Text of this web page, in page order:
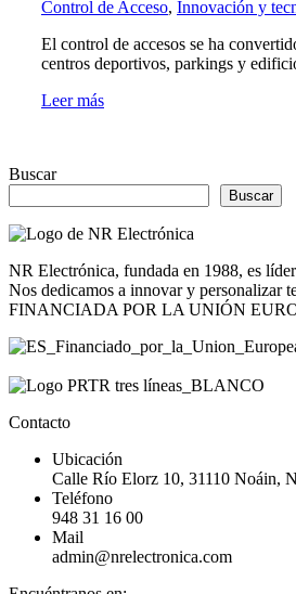
Control de Acceso, Innovación y
El control de accesos se ha
centros deportivos, parkings y
Leer más
Buscar
Buscar
NR Electrónica, fundada en 1988, es
Nos dedicamos a innovar y personalizar
FINANCIADA POR LA UNIÓN
Contacto
Ubicación
Calle Río Elorz 10, 31110 Noáin,
Teléfono
948 31 16 00
Mail
admin@nrelectronica.com